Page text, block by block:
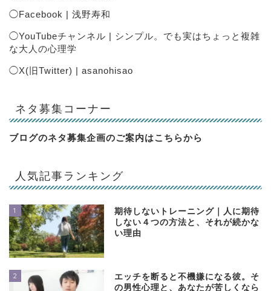
◯Facebook | 浅野寿和
◯YouTubeチャンネル | シンプル。でも実はちょっと複雑
な大人の心理学
◯X(旧Twitter) | asanohisao
ネタ募集コーナー
ブログのネタ募集企画のご案内はこちらから
人気記事ランキング
1
期待しないトレーニング｜人に期待
しない４つの方法と、それが続かな
い理由
2
エッチを断ると不機嫌になる彼。そ
の男性心理と、あなたが苦しくなら